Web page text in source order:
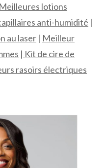
Meilleures lotions
anti-humidité |
au laser | Meilleur
| Kit de cire de
rasoirs électriques